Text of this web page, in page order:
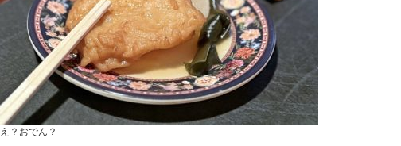
え？おでん？